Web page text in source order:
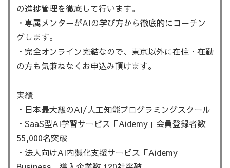
の進捗管理を徹底して行います。
・専属メンターがAIの学び方から徹底的にコーチン
グします。
・完全オンライン完結なので、東京以外に在住・在勤
の方も気兼ねなくお申込み頂けます。
実績
・日本最大級のAI/人工知能プログラミングスクール
・SaaS型AI学習サービス「Aidemy」会員登録者数
55,000名突破
・法人向けAI内製化支援サービス「Aidemy